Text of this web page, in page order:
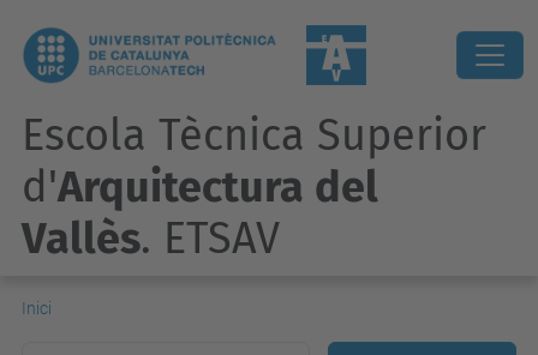
Escola Tècnica Superior
d'Arquitectura del
Vallès. ETSAV
Inici